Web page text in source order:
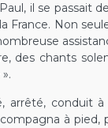
il se passait
France. Non
des chants
arrêté, conduit à
à